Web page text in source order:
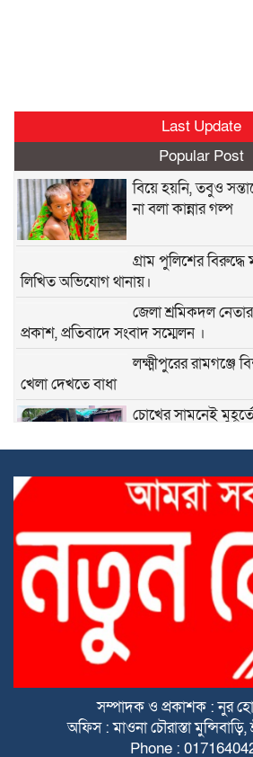
Last Update
Popular Post
বিয়ে হয়নি, তবুও
না বলা কান্নার গল্প
গ্রাম পুলিশের
লিখিত অভিযোগ থানায়।
জেলা শ্রমিকদল
প্রকাশ, প্রতিবাদে সংবাদ সম্মেলন ।
লক্ষ্মীপুরের রামগঞ্জে
খেলা দেখতে বাধা
চোখের সামনেই
শ্রীপুর উপজেলা
সম্পাদক
বাবার পর এবার
পুড়িয়ে মারার চেষ্টা!
থামবে না?
অবিশ্বাস্য এক প্রেম
ধোবাউড়ায় শিশুকে
ত্যা মামলায় ৩ জনের
সম্পাদক ও প্রকাশক : নুর
অফিস : মাওনা চৌরাস্তা মুন্সিবাড়ি,
Phone :